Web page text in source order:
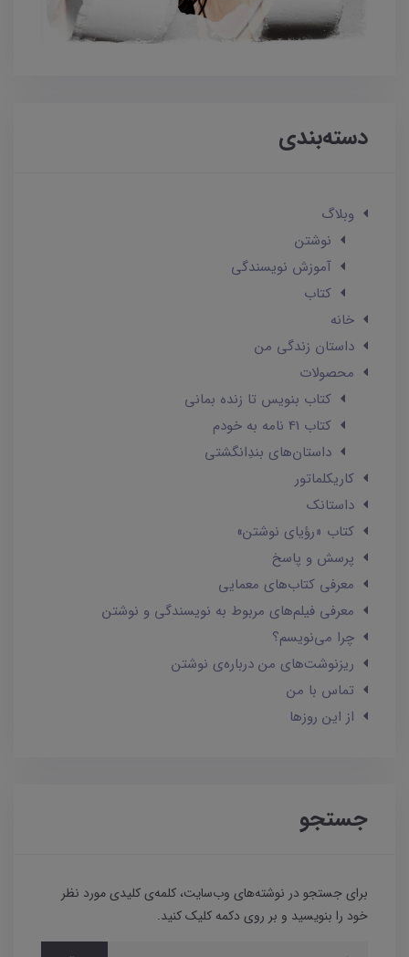
دسته‌بندی
وبلاگ
نوشتن
آموزش نویسندگی
کتاب
خانه
داستان زندگی من
محصولات
کتاب بنویس تا زنده بمانی
کتاب 41 نامه به خودم
داستان‌های بندِانگشتی
کاریکلماتور
داستانک‌
کتاب «رؤیای نوشتن»
پرسش و پاسخ
معرفی کتاب‌های معمایی
معرفی فیلم‌های مربوط به نویسندگی و نوشتن
چرا می‌نویسم؟
ریزنوشت‌های من درباره‌ی نوشتن
تماس با من
از این روزها
جستجو
برای جستجو در نوشته‌های وب‌سایت، کلمه‌ی کلیدی مورد نظر
خود را بنویسید و بر روی دکمه کلیک کنید.